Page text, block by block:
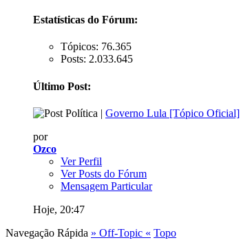
Estatísticas do Fórum:
Tópicos: 76.365
Posts: 2.033.645
Último Post:
Política | Governo Lula [Tópico Oficial]
por
Ozco
Ver Perfil
Ver Posts do Fórum
Mensagem Particular
Hoje, 20:47
Navegação Rápida » Off-Topic « Topo